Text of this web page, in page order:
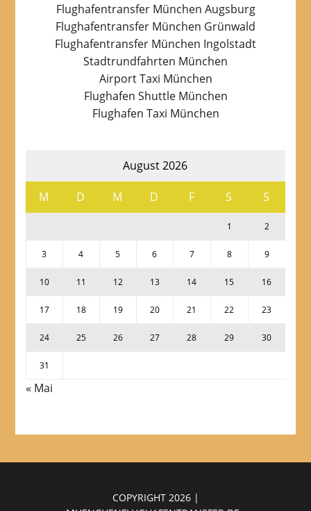
Flughafentransfer München Augsburg
Flughafentransfer München Grünwald
Flughafentransfer München Ingolstadt
Stadtrundfahrten München
Airport Taxi München
Flughafen Shuttle München
Flughafen Taxi München
August 2026
M D M D F S S
1 2
3 4 5 6 7 8 9
10 11 12 13 14 15 16
17 18 19 20 21 22 23
24 25 26 27 28 29 30
31
« Mai
COPYRIGHT 2026 |